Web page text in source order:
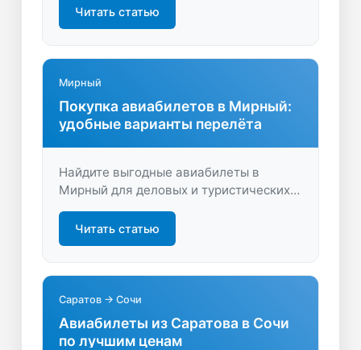
предложения и путешествуйте
выгодно! Удобный поиск и актуальные
Читать статью
Мирный
Покупка авиабилетов в Мирный:
удобные варианты перелёта
Найдите выгодные авиабилеты в
Мирный для деловых и туристических
и удобные маршруты. Путешествуйте с
комфортом и экономьте время вместе с
Читать статью
Саратов → Сочи
Авиабилеты из Саратова в Сочи
по лучшим ценам